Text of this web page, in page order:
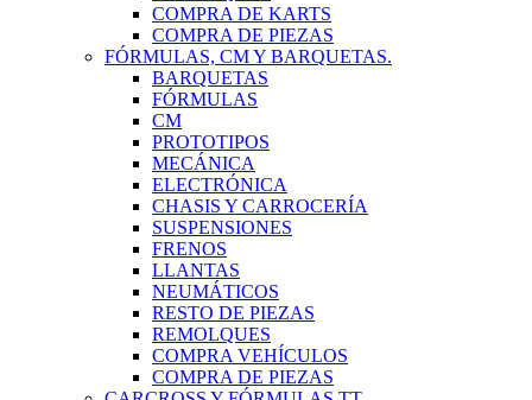
COMPRA DE KARTS
COMPRA DE PIEZAS
FÓRMULAS, CM Y BARQUETAS.
BARQUETAS
FÓRMULAS
CM
PROTOTIPOS
MECÁNICA
ELECTRÓNICA
CHASIS Y CARROCERÍA
SUSPENSIONES
FRENOS
LLANTAS
NEUMÁTICOS
RESTO DE PIEZAS
REMOLQUES
COMPRA VEHÍCULOS
COMPRA DE PIEZAS